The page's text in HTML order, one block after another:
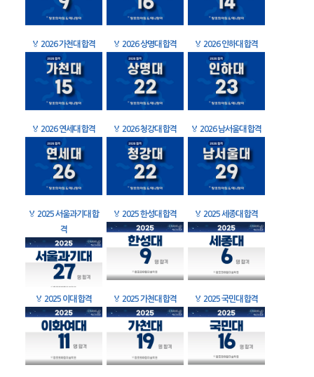
🏅 2026 가천대 합격 🏅 2026 상명대 합격 🏅 2026 인하대 합격
🏅 2026 연세대 합격 🏅 2026 청강대 합격 🏅 2026 남서울대 합격
🏅 2025 서울과기대 합
격
🏅 2025 한성대 합격 🏅 2025 세종대 합격
🏅 2025 이대 합격 🏅 2025 가천대 합격 🏅 2025 국민대 합격